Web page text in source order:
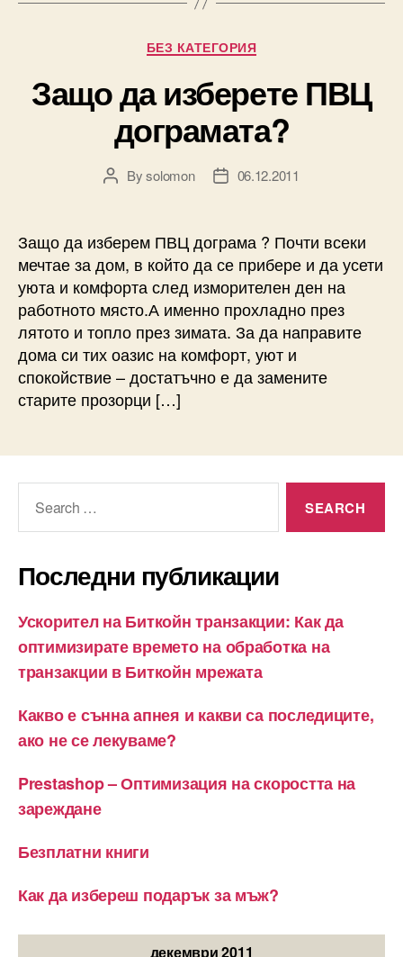
Categories
БЕЗ КАТЕГОРИЯ
Защо да изберете ПВЦ
дограмата?
PostBysolomon
Post06.12.2011
Защо да изберем ПВЦ дограма ? Почти всеки
мечтае за дом, в който да се прибере и да усети
уюта и комфорта след изморителен ден на
работното място.А именно прохладно през
лятото и топло през зимата. За да направите
дома си тих оазис на комфорт, уют и
спокойствие – достатъчно е да замените
старите прозорци […]
Последни публикации
Ускорител на Биткойн транзакции: Как да
оптимизирате времето на обработка на
транзакции в Биткойн мрежата
Какво е сънна апнея и какви са последиците,
ако не се лекуваме?
Prestashop – Оптимизация на скоростта на
зареждане
Безплатни книги
Как да избереш подарък за мъж?
декември 2011